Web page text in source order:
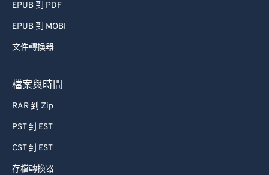
EPUB 到 PDF
EPUB 到 MOBI
文件轉換器
檔案與時間
RAR 到 Zip
PST 到 EST
CST 到 EST
存檔轉換器